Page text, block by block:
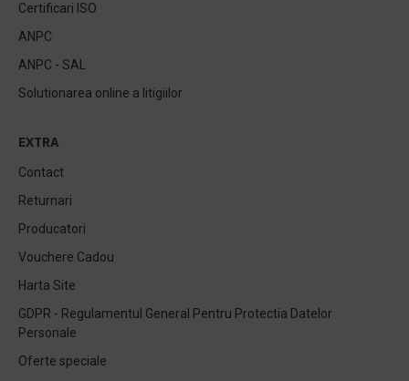
Certificari ISO
ANPC
ANPC - SAL
Solutionarea online a litigiilor
EXTRA
Contact
Returnari
Producatori
Vouchere Cadou
Harta Site
GDPR - Regulamentul General Pentru Protectia Datelor
Personale
Oferte speciale